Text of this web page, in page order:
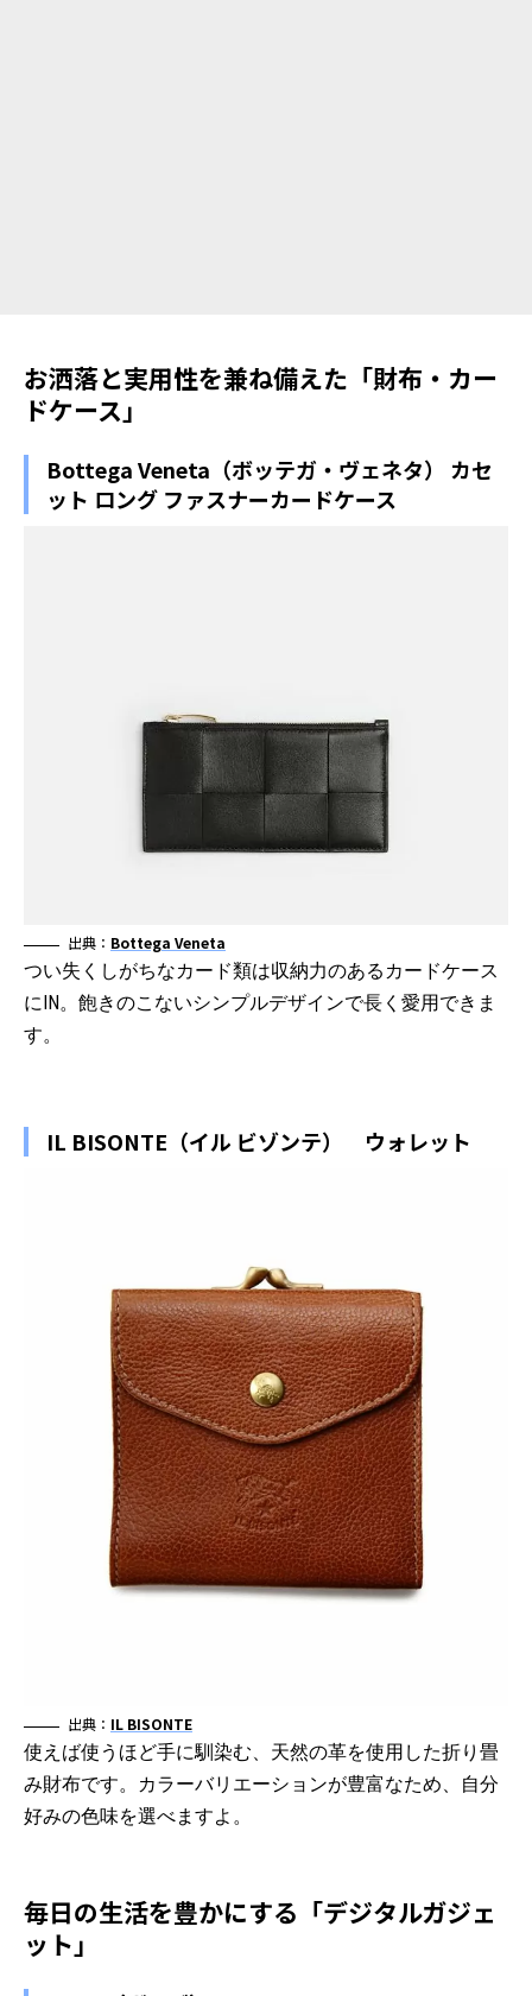
お洒落と実用性を兼ね備えた「財布・カー
ドケース」
Bottega Veneta（ボッテガ・ヴェネタ） カセ
ット ロング ファスナーカードケース
出典： Bottega Veneta
つい失くしがちなカード類は収納力のあるカードケース
にIN。飽きのこないシンプルデザインで長く愛用できま
す。
IL BISONTE（イル ビゾンテ） ウォレット
出典： IL BISONTE
使えば使うほど手に馴染む、天然の革を使用した折り畳
み財布です。カラーバリエーションが豊富なため、自分
好みの色味を選べますよ。
毎日の生活を豊かにする「デジタルガジェ
ット」